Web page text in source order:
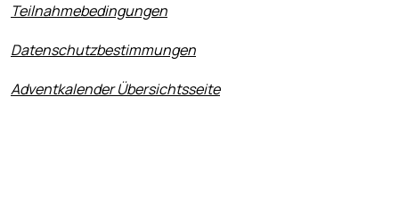
Teilnahmebedingungen
Datenschutzbestimmungen
Adventkalender Übersichtsseite